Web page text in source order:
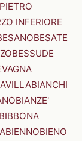
INFERIORE
BESATE
BESSUDE
BIANCHI
BIANZE'
BIBBONA
BIENNOBIENO